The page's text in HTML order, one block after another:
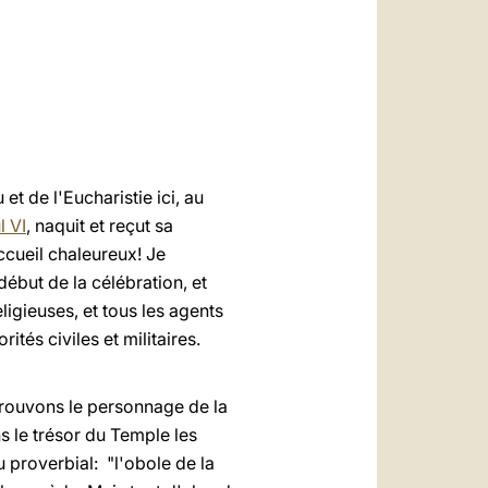
de l'Eucharistie ici, au
VI, naquit et reçut sa
chaleureux! Je
de la célébration, et
et tous les agents
civiles et militaires.
le personnage de la
le trésor du Temple les
proverbial: "l'obole de la